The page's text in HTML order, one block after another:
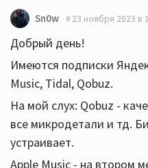
Sn0w 23 ноября 2023 в
Добрый день!
Имеются подписки
Music, Tidal, Qobuz.
На мой слух: Qobuz -
все микродетали и тд.
устраивает.
Apple Music - на втором